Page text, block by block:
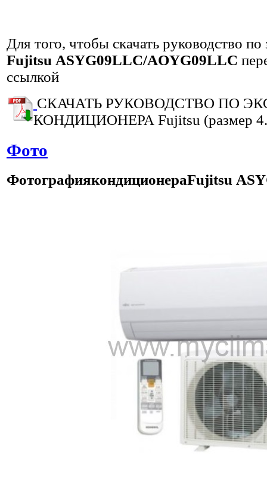
Для того, чтобы скачать руководство
Fujitsu ASYG09LLC/AOYG09LLC
ссылкой
СКАЧАТЬ РУКОВОДСТВО ПО
КОНДИЦИОНЕРА Fujitsu (размер
Фото
ФотографиякондиционераFujitsu